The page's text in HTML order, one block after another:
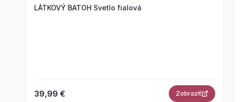
LÁTKOVÝ BATOH Svetlo fialová
39,99 € Zobraziť